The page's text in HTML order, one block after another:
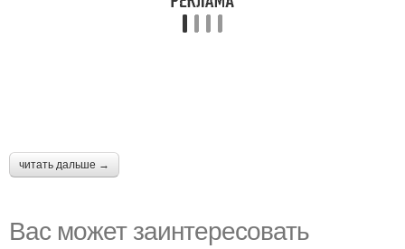
читать дальше →
Вас может заинтересовать